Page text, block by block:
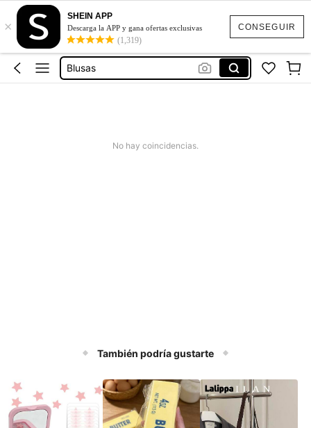
CONSEGUIR
×
SHEIN APP
Descarga la APP y gana ofertas exclusivas
(1,319)
Blusas Bonitas
Vestidos
Blusas
No hay coincidencias.
También podría gustarte